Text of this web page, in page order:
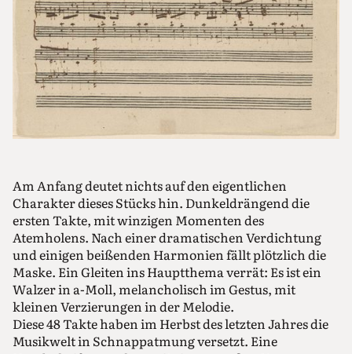
Am Anfang deutet nichts auf den eigentlichen
Charakter dieses Stücks hin. Dunkeldrängend die
ersten Takte, mit winzigen Momenten des
Atemholens. Nach einer dramatischen Verdichtung
und einigen beißenden Harmonien fällt plötzlich die
Maske. Ein Gleiten ins Hauptthema verrät: Es ist ein
Walzer in a-Moll, melancholisch im Gestus, mit
kleinen Verzierungen in der Melodie.
Diese 48 Takte haben im Herbst des letzten Jahres die
Musikwelt in Schnappatmung versetzt. Eine